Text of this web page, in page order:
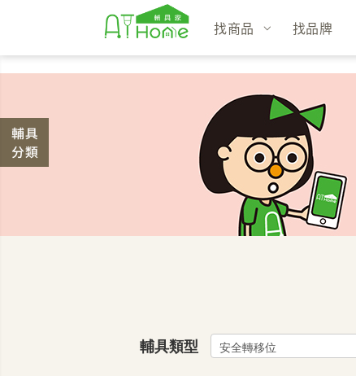
找商品 找品牌
輔具類型